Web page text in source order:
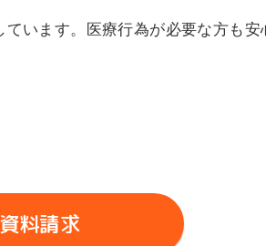
います。医療行為が必要な方も安
資料請求